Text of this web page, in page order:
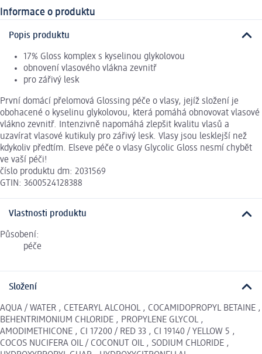
Informace o produktu
Popis produktu
17% Gloss komplex s kyselinou glykolovou
obnovení vlasového vlákna zevnitř
pro zářivý lesk
První domácí přelomová Glossing péče o vlasy, jejíž složení je
obohacené o kyselinu glykolovou, která pomáhá obnovovat vlasové
vlákno zevnitř. Intenzivně napomáhá zlepšit kvalitu vlasů a
uzavírat vlasové kutikuly pro zářivý lesk. Vlasy jsou lesklejší než
kdykoliv předtím. Elseve péče o vlasy Glycolic Gloss nesmí chybět
ve vaší péči!
číslo produktu dm: 2031569
GTIN: 3600524128388
Vlastnosti produktu
Působení:
péče
Složení
AQUA / WATER , CETEARYL ALCOHOL , COCAMIDOPROPYL BETAINE ,
BEHENTRIMONIUM CHLORIDE , PROPYLENE GLYCOL ,
AMODIMETHICONE , CI 17200 / RED 33 , CI 19140 / YELLOW 5 ,
COCOS NUCIFERA OIL / COCONUT OIL , SODIUM CHLORIDE ,